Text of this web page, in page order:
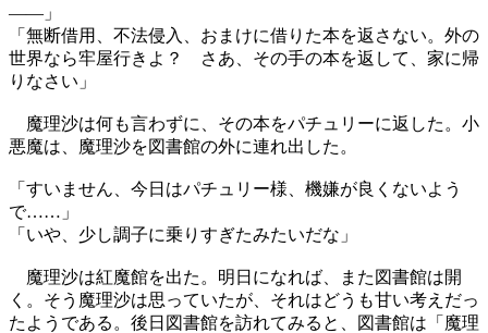
――」
「無断借用、不法侵入、おまけに借りた本を返さない。外の
世界なら牢屋行きよ？ さあ、その手の本を返して、家に帰
りなさい」
魔理沙は何も言わずに、その本をパチュリーに返した。小
悪魔は、魔理沙を図書館の外に連れ出した。
「すいません、今日はパチュリー様、機嫌が良くないよう
で……」
「いや、少し調子に乗りすぎたみたいだな」
魔理沙は紅魔館を出た。明日になれば、また図書館は開
く。そう魔理沙は思っていたが、それはどうも甘い考えだっ
たようである。後日図書館を訪れてみると、図書館は「魔理